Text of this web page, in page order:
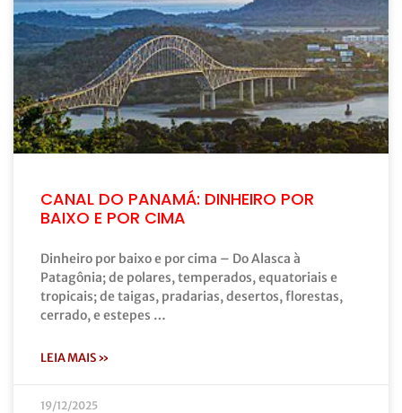
CANAL DO PANAMÁ: DINHEIRO POR
BAIXO E POR CIMA
Dinheiro por baixo e por cima – Do Alasca à
Patagônia; de polares, temperados, equatoriais e
tropicais; de taigas, pradarias, desertos, florestas,
cerrado, e estepes …
LEIA MAIS »
19/12/2025